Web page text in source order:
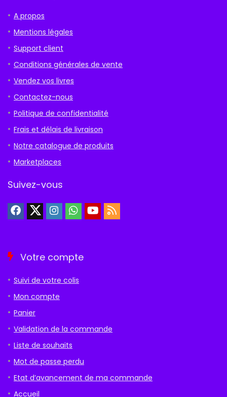
A propos
Mentions légales
Support client
Conditions générales de vente
Vendez vos livres
Contactez-nous
Politique de confidentialité
Frais et délais de livraison
Notre catalogue de produits
Marketplaces
Suivez-vous
Votre compte
Suivi de votre colis
Mon compte
Panier
Validation de la commande
Liste de souhaits
Mot de passe perdu
Etat d’avancement de ma commande
Accueil